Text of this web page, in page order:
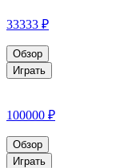
33333 ₽
Обзор
Играть
100000 ₽
Обзор
Играть